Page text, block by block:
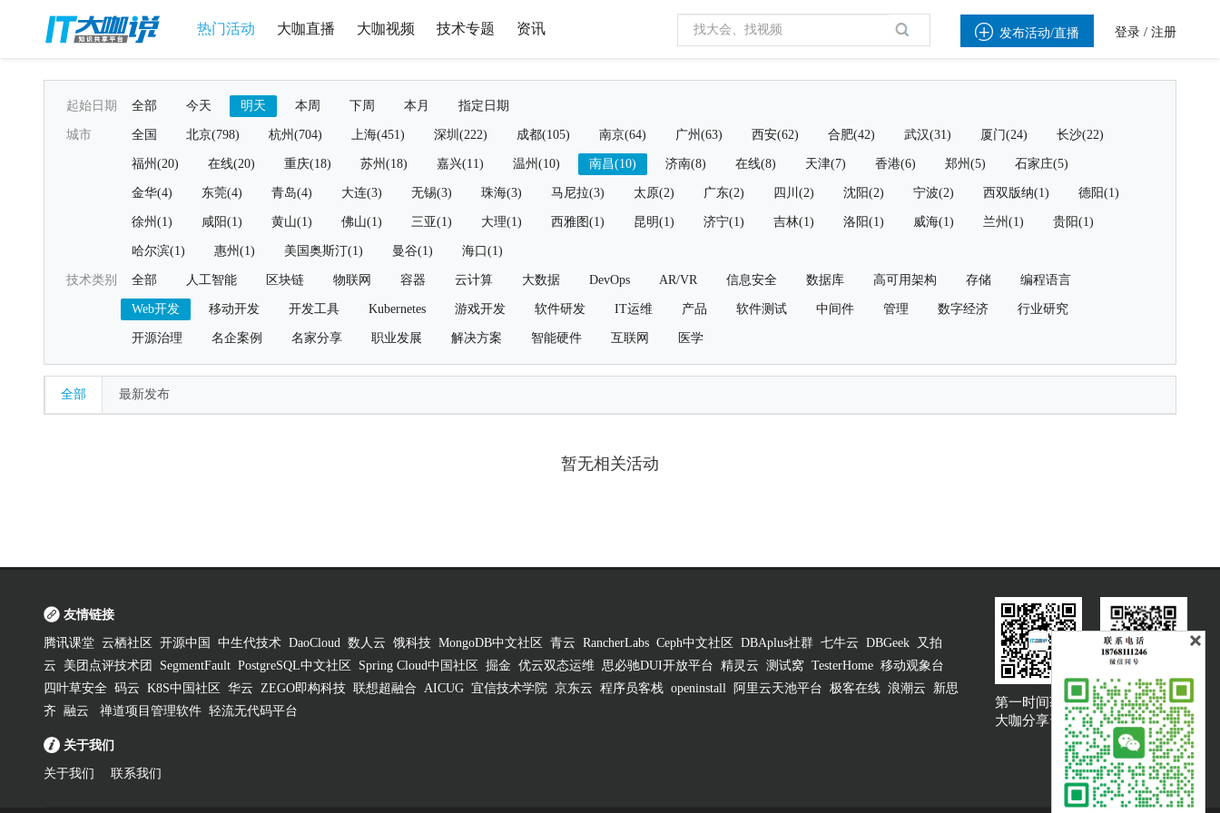
热门活动 大咖直播 大咖视频 技术专题 资讯  发布活动/直播 登录 / 注册
起始日期 全部 今天 明天 本周 下周 本月 指定日期
城市 全国 北京(798) 杭州(704) 上海(451) 深圳(222) 成都(105) 南京(64) 广州(63) 西安(62) 合肥(42) 武汉(31) 厦门(24) 长沙(22)
福州(20) 在线(20) 重庆(18) 苏州(18) 嘉兴(11) 温州(10) 南昌(10) 济南(8) 在线(8) 天津(7) 香港(6) 郑州(5) 石家庄(5)
金华(4) 东莞(4) 青岛(4) 大连(3) 无锡(3) 珠海(3) 马尼拉(3) 太原(2) 广东(2) 四川(2) 沈阳(2) 宁波(2) 西双版纳(1) 德阳(1)
徐州(1) 咸阳(1) 黄山(1) 佛山(1) 三亚(1) 大理(1) 西雅图(1) 昆明(1) 济宁(1) 吉林(1) 洛阳(1) 威海(1) 兰州(1) 贵阳(1)
哈尔滨(1) 惠州(1) 美国奥斯汀(1) 曼谷(1) 海口(1)
技术类别 全部 人工智能 区块链 物联网 容器 云计算 大数据 DevOps AR/VR 信息安全 数据库 高可用架构 存储 编程语言
Web开发 移动开发 开发工具 Kubernetes 游戏开发 软件研发 IT运维 产品 软件测试 中间件 管理 数字经济 行业研究
开源治理 名企案例 名家分享 职业发展 解决方案 智能硬件 互联网 医学
全部 最新发布
暂无相关活动
友情链接
腾讯课堂 云栖社区 开源中国 中生代技术 DaoCloud 数人云 饿科技 MongoDB中文社区 青云 RancherLabs Ceph中文社区 DBAplus社群 七牛云 DBGeek
又拍
云
美团点评技术团 SegmentFault PostgreSQL中文社区 Spring Cloud中国社区 掘金 优云双态运维 思必驰DUI开放平台 精灵云 测试窝 TesterHome 移动观象台
四叶草安全 码云 K8S中国社区 华云 ZEGO即构科技 联想超融合 AICUG 宜信技术学院 京东云 程序员客栈 openinstall 阿里云天池平台 极客在线 浪潮云
新思
齐 融云 禅道项目管理软件 轻流无代码平台
关于我们
关于我们 联系我们
第一时间获取
大咖分享资讯
大咖说吐槽客服